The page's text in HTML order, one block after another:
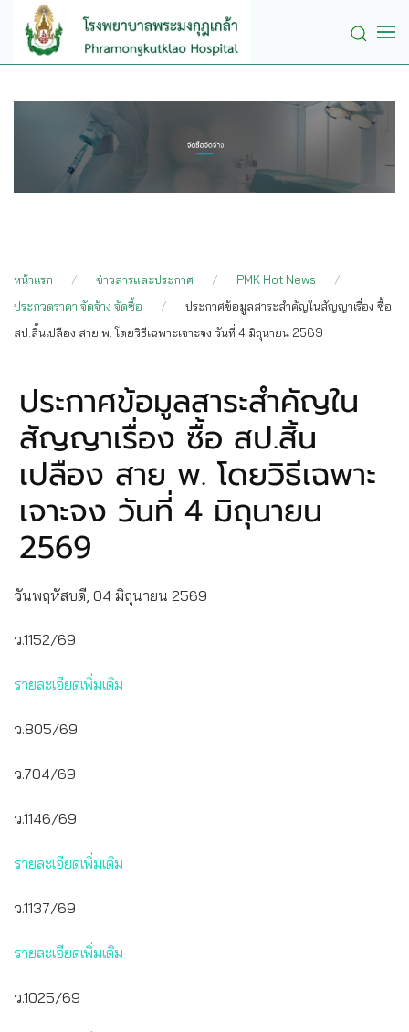
Skip to main content
หน้าแรก ข่าวสารและประกาศ
PMK Hot News
ประกวดราคา จัดจ้าง จัดซื้อ
ประกาศข้อมูลสาระสำคัญในสัญญาเรื่อง ซื้อ
สป.สิ้นเปลือง สาย พ. โดยวิธีเฉพาะเจาะจง วันที่ 4 มิถุนายน 2569
ประกาศข้อมูลสาระสำคัญใน
สัญญาเรื่อง ซื้อ สป.สิ้น
เปลือง สาย พ. โดยวิธีเฉพาะ
เจาะจง วันที่ 4 มิถุนายน
2569
วันพฤหัสบดี, 04 มิถุนายน 2569
ว.1152/69
รายละเอียดเพิ่มเติม
ว.805/69
ว.704/69
ว.1146/69
รายละเอียดเพิ่มเติม
ว.1137/69
รายละเอียดเพิ่มเติม
ว.1025/69